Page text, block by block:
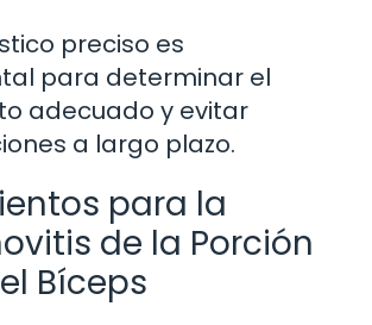
preciso es
para determinar el
adecuado y evitar
a largo plazo.
para la
de la Porción
Bíceps